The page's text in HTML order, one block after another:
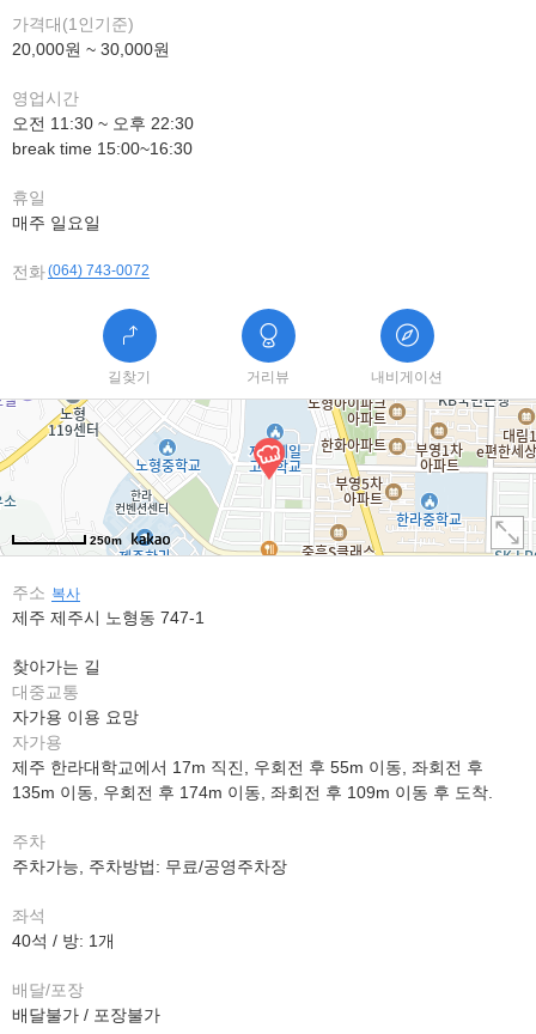
가격대(1인기준)
20,000원 ~ 30,000원
영업시간
오전 11:30 ~ 오후 22:30
break time 15:00~16:30
휴일
매주 일요일
전화(064) 743-0072
길찾기 거리뷰 내비게이션
250m
주소 복사
제주 제주시 노형동 747-1
찾아가는 길
대중교통
자가용 이용 요망
자가용
제주 한라대학교에서 17m 직진, 우회전 후 55m 이동, 좌회전 후
135m 이동, 우회전 후 174m 이동, 좌회전 후 109m 이동 후 도착.
주차
주차가능, 주차방법: 무료/공영주차장
좌석
40석 / 방: 1개
배달/포장
배달불가 / 포장불가